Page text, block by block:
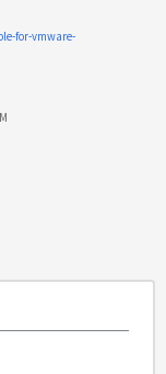
for-vmware-